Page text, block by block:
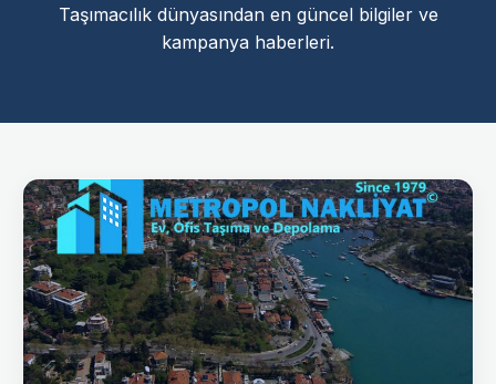
Taşımacılık dünyasından en güncel bilgiler ve
kampanya haberleri.